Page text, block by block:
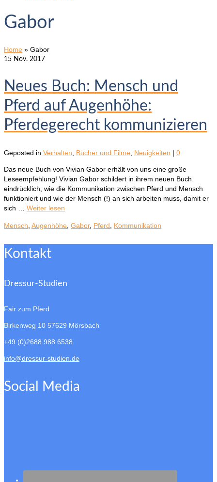
Gabor
Home » Gabor
15 Nov. 2017
Neues Buch: Mensch und
Pferd auf Augenhöhe:
Pferdegerecht kommunizieren
Geposted in Verhalten Bücher und Filme Neuigkeiten | 0
Das neue Buch von Vivian Gabor erhält von uns eine große
Leseempfehlung! Vivian Gabor schildert in ihrem neuen Buch
eindrücklich, wie die Kommunikation zwischen Pferd und Mensch
funktioniert und wie der Mensch (!) an sich arbeiten muss, damit er
sich … Weiter lesen
Mensch Augenhöhe Gabor, Pferd Kommunikation
Kontakt
Dressur-Studien
Fair zum Pferd
Birkenweg 10 57629 Mörsbach
+49 (0)2688 988 6538
info@dressur-studien.de
Social Media